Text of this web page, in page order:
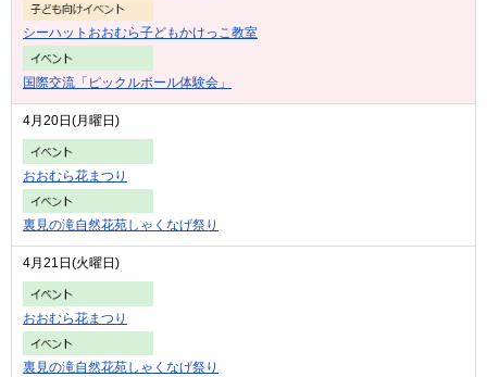
シーハットおおむら子どもかけっこ教室
国際交流「ピックルボール体験会」
4月20日(月曜日)
おおむら花まつり
裏見の滝自然花苑しゃくなげ祭り
4月21日(火曜日)
おおむら花まつり
裏見の滝自然花苑しゃくなげ祭り